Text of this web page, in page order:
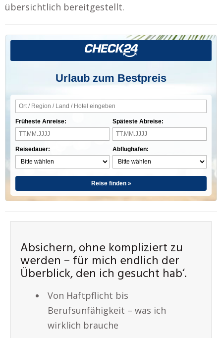
übersichtlich bereitgestellt.
Urlaub zum Bestpreis
Früheste Anreise:
Reisedauer:
Späteste Abreise:
Abflughafen:
Reise finden »
Absichern, ohne kompliziert zu
werden – für mich endlich der
Überblick, den ich gesucht hab‘.
Von Haftpflicht bis
Berufsunfähigkeit – was ich
wirklich brauche